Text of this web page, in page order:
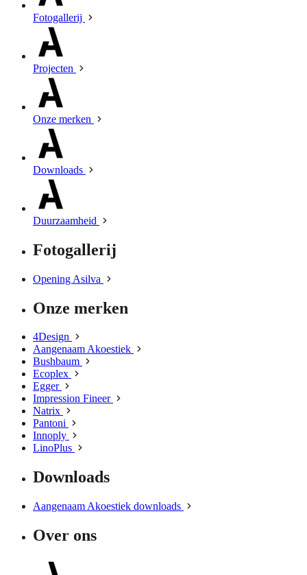
Fotogallerij
Projecten
Onze merken
Downloads
Duurzaamheid
Fotogallerij
Opening Asilva
Onze merken
4Design
Aangenaam Akoestiek
Bushbaum
Ecoplex
Egger
Impression Fineer
Natrix
Pantoni
Innoply
LinoPlus
Downloads
Aangenaam Akoestiek downloads
Over ons